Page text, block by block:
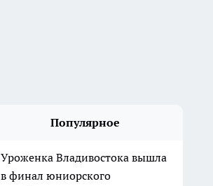
Популярное
Уроженка Владивостока вышла
в финал юниорского